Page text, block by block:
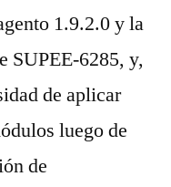
1.9.2.0 y la
SUPEE-6285, y,
de aplicar
luego de
de